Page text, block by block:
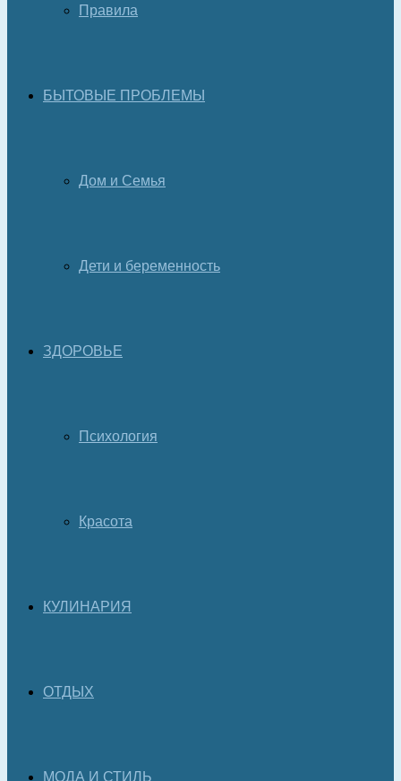
Правила
БЫТОВЫЕ ПРОБЛЕМЫ
Дом и Семья
Дети и беременность
ЗДОРОВЬЕ
Психология
Красота
КУЛИНАРИЯ
ОТДЫХ
МОДА И СТИЛЬ